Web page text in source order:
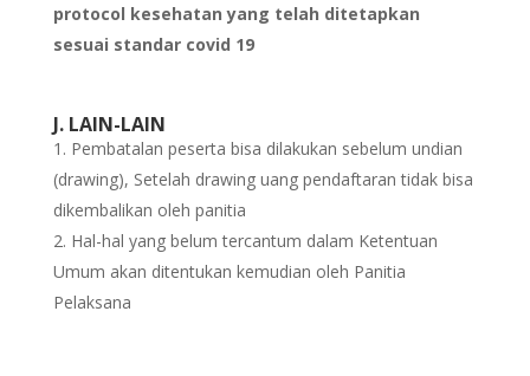
protocol kesehatan yang telah ditetapkan
sesuai standar covid 19
J. LAIN-LAIN
Pembatalan peserta bisa dilakukan sebelum undian
(drawing), Setelah drawing uang pendaftaran tidak bisa
dikembalikan oleh panitia
Hal-hal yang belum tercantum dalam Ketentuan
Umum akan ditentukan kemudian oleh Panitia
Pelaksana